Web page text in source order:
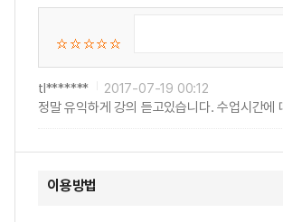
tl*******
2017-07-19 00:12
정말 유익하게 강의 듣고있습니다. 수업시간
이용방법